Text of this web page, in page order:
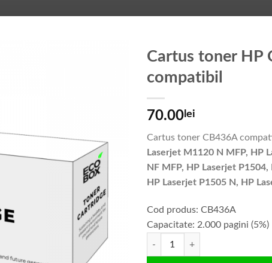
Cartus toner HP
compatibil
70.00 lei
Cartus toner CB436A
Laserjet M1120 N MFP, HP
NF MFP, HP Laserjet
HP Laserjet P1505 N, HP
Cod produs: CB436A
Capacitate: 2.000 pagini (5%)
Cantitate Cartus toner HP